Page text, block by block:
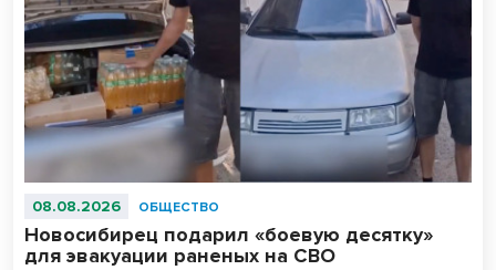
08.08.2026 ОБЩЕСТВО
Новосибирец подарил «боевую десятку»
для эвакуации раненых на СВО